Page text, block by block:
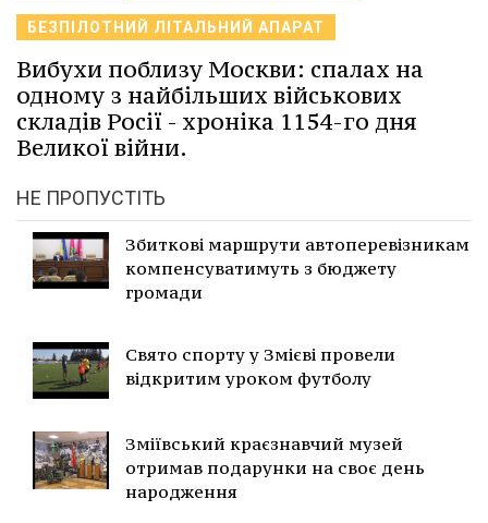
БЕЗПІЛОТНИЙ ЛІТАЛЬНИЙ АПАРАТ
Вибухи поблизу Москви: спалах на
одному з найбільших військових
складів Росії - хроніка 1154-го дня
Великої війни.
НЕ ПРОПУСТІТЬ
Збиткові маршрути автоперевізникам
компенсуватимуть з бюджету
громади
Свято спорту у Змієві провели
відкритим уроком футболу
Зміївський краєзнавчий музей
отримав подарунки на своє день
народження